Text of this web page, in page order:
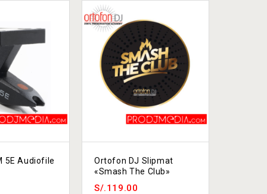
5E Audiofile
Ortofon DJ Slipmat
«Smash The Club»
S/.119.00